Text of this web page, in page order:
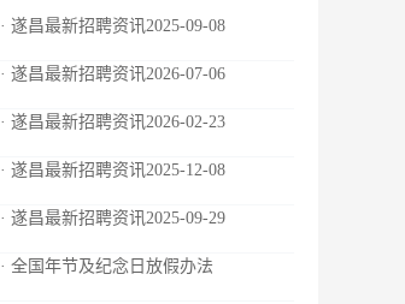
· 遂昌最新招聘资讯2025-09-08
· 遂昌最新招聘资讯2026-07-06
· 遂昌最新招聘资讯2026-02-23
· 遂昌最新招聘资讯2025-12-08
· 遂昌最新招聘资讯2025-09-29
· 全国年节及纪念日放假办法